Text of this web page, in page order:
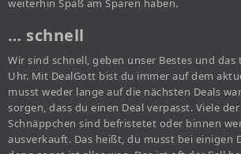
weiterhin Spaß am Sparen haben.
… schnell
Wir sind schnell, geben unser Bestes und das
Uhr. Mit DealGott bist du immer auf dem
musst weder lange auf die nächsten Deals
sorgen, dass du einen Deal verpasst. Viele
Schnäppchen sind befristetet oder binnen
ausverkauft. Das heißt, du musst bei einigen